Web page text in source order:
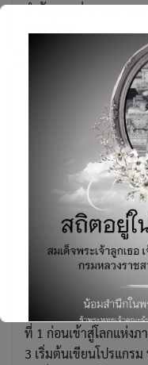
สำคัญระหว่าง VB6 และ
ซอร์สโค้ด
คู่มือเขียนโปรแก
12/03/2018
ผู้เขียน : นิรุธ อำนวยศิ
อีคอมเมิร์ซ รายละเอีย
หน้า: 320 หน้า ครั้งที่พิ
เริ่มต้น ผู้จัดจำหน่าย:
ที่ 1 ก่อนเข้าสู่โลกแห่ง
3 เริ่มต้นเขียนโปรแก